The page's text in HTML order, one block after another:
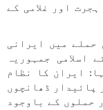
اور غلامی کے
حملے میں ایرانی
اسلامی جمہوریہ
ایران کا نظام
پائیدار ڈھانچوں
حملوں کے باوجود